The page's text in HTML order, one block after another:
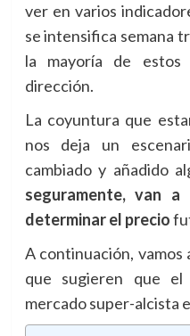
ver en varios
se intensifica semana
la mayoría de estos
dirección.
La coyuntura que
nos deja un
cambiado y añadido
seguramente, van
determinar el precio
A continuación, vamos
que sugieren que
mercado super-alcista